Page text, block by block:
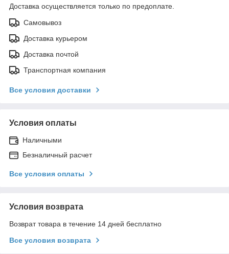
Доставка осуществляется только по предоплате.
Самовывоз
Доставка курьером
Доставка почтой
Транспортная компания
Все условия доставки
Условия оплаты
Наличными
Безналичный расчет
Все условия оплаты
Условия возврата
Возврат товара в течение 14 дней бесплатно
Все условия возврата